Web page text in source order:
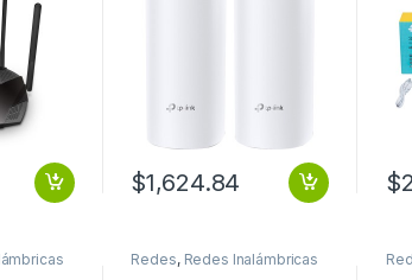
Paquete(s) CASA
$1,624.84 $
Redes, Redes Inalámbricas